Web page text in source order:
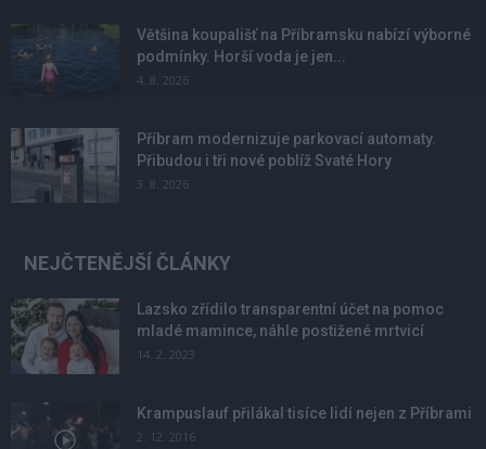
Většina koupališť na Příbramsku nabízí výborné
podmínky. Horší voda je jen...
4. 8. 2026
Příbram modernizuje parkovací automaty.
Přibudou i tři nové poblíž Svaté Hory
3. 8. 2026
NEJČTENĚJŠÍ ČLÁNKY
Lazsko zřídilo transparentní účet na pomoc
mladé mamince, náhle postižené mrtvicí
14. 2. 2023
Krampuslauf přilákal tisíce lidí nejen z Příbrami
2. 12. 2016